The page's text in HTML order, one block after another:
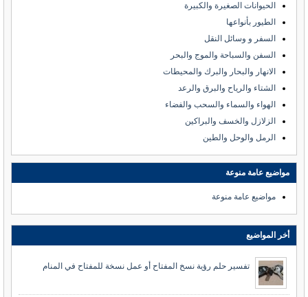
الحيوانات الصغيرة والكبيرة
الطيور بأنواعها
السفر و وسائل النقل
السفن والسباحة والموج والبحر
الانهار والبحار والبرك والمحيطات
الشتاء والرياح والبرق والرعد
الهواء والسماء والسحب والفضاء
الزلازل والخسف والبراكين
الرمل والوحل والطين
مواضيع عامة منوعة
مواضيع عامة منوعة
أخر المواضيع
تفسير حلم رؤية نسخ المفتاح أو عمل نسخة للمفتاح في المنام